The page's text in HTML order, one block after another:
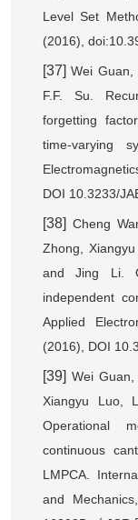
Level Set
(2016),
[37]Wei Guan,
F.F. Su.
forgetting
time-varying
DOI 10.3233/
[38] Cheng
Zhong,
and Jing Li.
independent
Applied
(2016), DOI
[39] Wei Guan,
Xiangyu Luo,
Operational
continuous
LMPCA.
and